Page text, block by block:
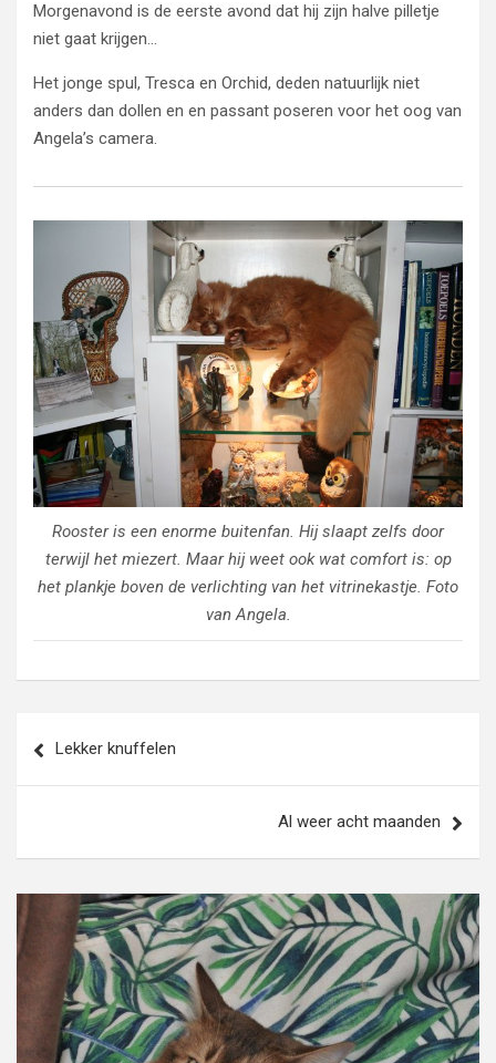
Morgenavond is de eerste avond dat hij zijn halve pilletje
niet gaat krijgen…
Het jonge spul, Tresca en Orchid, deden natuurlijk niet
anders dan dollen en en passant poseren voor het oog van
Angela’s camera.
Rooster is een enorme buitenfan. Hij slaapt zelfs door
terwijl het miezert. Maar hij weet ook wat comfort is: op
het plankje boven de verlichting van het vitrinekastje. Foto
van Angela.
navigatie
Lekker knuffelen
Al weer acht maanden